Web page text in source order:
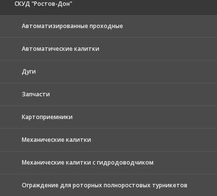
СКУД "Ростов-Дон"
Автоматизированные проходные
Автоматические калитки
Дуги
Запчасти
Картоприемники
Механические калитки
Механические калитки с гидродоводчиком
Ограждение для роторных полноростовых турникетов